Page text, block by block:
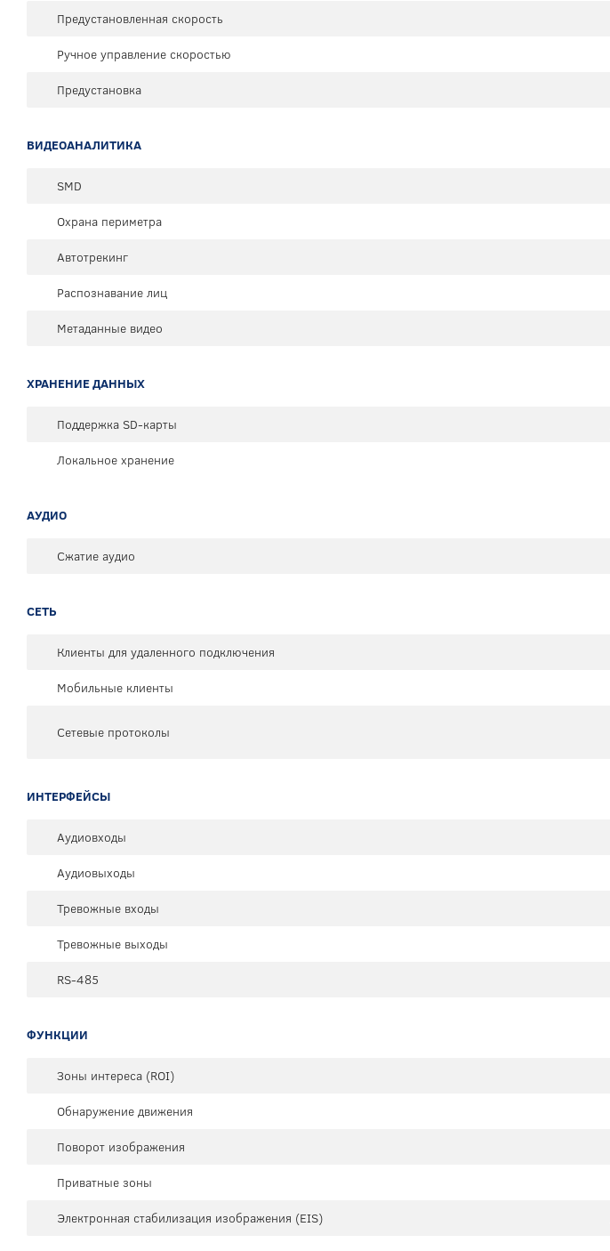
Предустановленная скорость
Ручное управление скоростью
Предустановка
ВИДЕОАНАЛИТИКА
SMD
Охрана периметра
Автотрекинг
Распознавание лиц
Метаданные видео
ХРАНЕНИЕ ДАННЫХ
Поддержка SD-карты
Локальное хранение
АУДИО
Сжатие аудио
СЕТЬ
Клиенты для удаленного подключения
Мобильные клиенты
Сетевые протоколы
ИНТЕРФЕЙСЫ
Аудиовходы
Аудиовыходы
Тревожные входы
Тревожные выходы
RS-485
ФУНКЦИИ
Зоны интереса (ROI)
Обнаружение движения
Поворот изображения
Приватные зоны
Электронная стабилизация изображения (EIS)